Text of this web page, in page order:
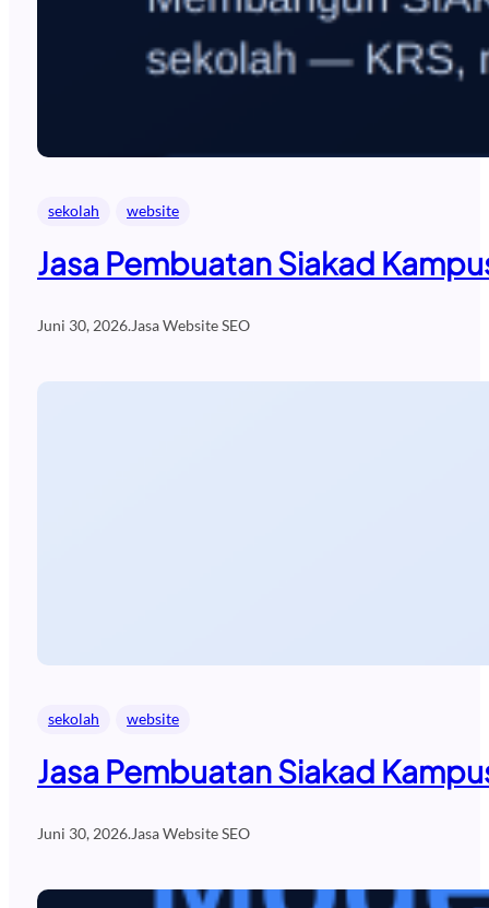
sekolah website
Jasa Pembuatan Siakad
Juni 30, 2026.Jasa Website SEO
sekolah website
Jasa Pembuatan Siakad
Juni 30, 2026.Jasa Website SEO